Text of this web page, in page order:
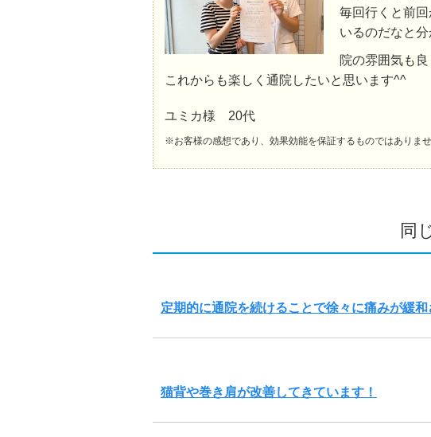
毎回行くと前
いるのだなと分
院の雰囲気も
これからも楽しく通院したいと思います^^
ユミカ様 20代
※お客様の感想であり、効果効能を保証するものではありませ
同
定期的に通院を続けることで徐々に痛みが緩
猫背や巻き肩が改善してきています！